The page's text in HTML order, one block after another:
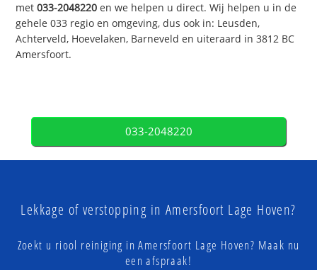
met033-2048220 en we helpen u direct. Wij helpen u in de
gehele 033 regio en omgeving, dus ook in: Leusden,
Achterveld, Hoevelaken, Barneveld en uiteraard in 3812 BC
Amersfoort.
033-2048220
Lekkage of verstopping in Amersfoort Lage Hoven?
Zoekt u riool reiniging in Amersfoort Lage Hoven? Maak nu
een afspraak!